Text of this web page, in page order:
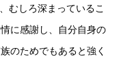
むしろ深まっているこ
に感謝し、自分自身の
のためでもあると強く